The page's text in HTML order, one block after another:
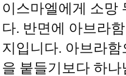
이스마엘에게 소망
다. 반면에 아브라
지입니다. 아브라
을 붙들기보다 하